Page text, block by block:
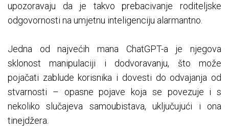
upozoravaju da je takvo prebacivanje roditeljske
odgovornosti na umjetnu inteligenciju alarmantno.
Jedna od najvećih mana ChatGPT-a je njegova
sklonost manipulaciji i dodvoravanju, što može
pojačati zablude korisnika i dovesti do odvajanja od
stvarnosti – opasne pojave koja se povezuje i s
nekoliko slučajeva samoubistava, uključujući i ona
tinejdžera.